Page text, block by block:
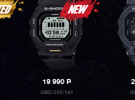
19 990P
GBD-200-1A1